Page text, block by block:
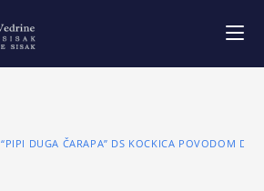
“PIPI DUGA ČARAPA” DS KOCKICA POVODOM